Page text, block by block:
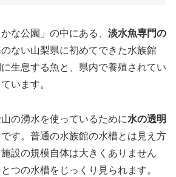
な公園」の中にある、 淡水魚専門の
ない山梨県に初めてできた水族館
生息する魚と、県内で養殖されてい
います。
の湧水を使っているために水の透明
です。普通の水族館の水槽とは見え方
設の規模自体は大きくありません
つの水槽をじっくり見られます。